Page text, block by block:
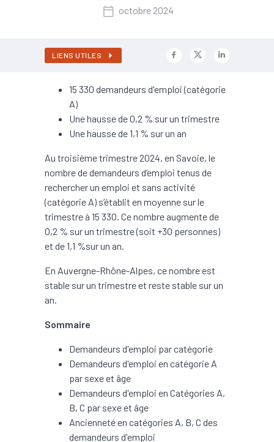
octobre 2024
LIENS UTILES
15 330 demandeurs d'emploi (catégorie
A)
Une hausse de 0,2 % sur un trimestre
Une hausse de 1,1 % sur un an
Au troisième trimestre 2024, en Savoie, le
nombre de demandeurs d’emploi tenus de
rechercher un emploi et sans activité
(catégorie A) s’établit en moyenne sur le
trimestre à 15 330. Ce nombre augmente de
0,2 % sur un trimestre (soit +30 personnes)
et de 1,1 %sur un an.
En Auvergne-Rhône-Alpes, ce nombre est
stable sur un trimestre et reste stable sur un
an.
Sommaire
Demandeurs d'emploi par catégorie
Demandeurs d'emploi en catégorie A
par sexe et âge
Demandeurs d'emploi en Catégories A,
B, C par sexe et âge
Ancienneté en catégories A, B, C des
demandeurs d'emploi